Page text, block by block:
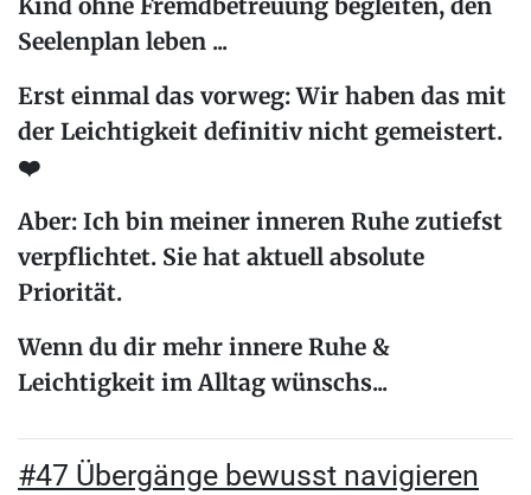
Kind ohne Fremdbetreuung begleiten, den
Seelenplan leben ...
Erst einmal das vorweg:Wir haben das mit
der Leichtigkeit definitiv nicht gemeistert.
❤️
Aber: Ich bin meiner inneren Ruhe zutiefst
verpflichtet. Sie hat aktuell absolute
Priorität.
Wenn du dir mehr innere Ruhe &
Leichtigkeit im Alltag wünschs...
#47 Übergänge bewusst navigieren